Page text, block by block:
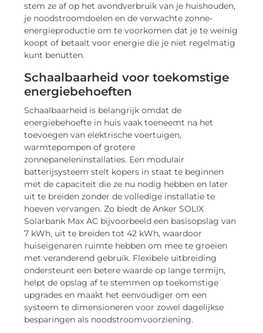
stem ze af op het avondverbruik van je huishouden,
je noodstroomdoelen en de verwachte zonne-
energieproductie om te voorkomen dat je te weinig
koopt of betaalt voor energie die je niet regelmatig
kunt benutten.
Schaalbaarheid voor toekomstige
energiebehoeften
Schaalbaarheid is belangrijk omdat de
energiebehoefte in huis vaak toeneemt na het
toevoegen van elektrische voertuigen,
warmtepompen of grotere
zonnepaneleninstallaties. Een modulair
batterijsysteem stelt kopers in staat te beginnen
met de capaciteit die ze nu nodig hebben en later
uit te breiden zonder de volledige installatie te
hoeven vervangen. Zo biedt de Anker SOLIX
Solarbank Max AC bijvoorbeeld een basisopslag van
7 kWh, uit te breiden tot 42 kWh, waardoor
huiseigenaren ruimte hebben om mee te groeien
met veranderend gebruik. Flexibele uitbreiding
ondersteunt een betere waarde op lange termijn,
helpt de opslag af te stemmen op toekomstige
upgrades en maakt het eenvoudiger om een
systeem te dimensioneren voor zowel dagelijkse
besparingen als noodstroomvoorziening.